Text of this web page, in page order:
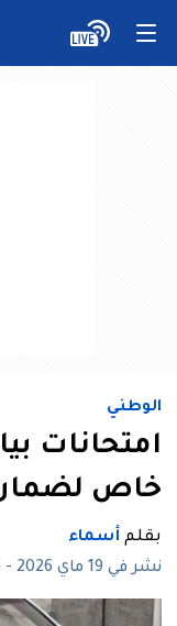
الوطني
خاص
بقلم أسماء
نشر في 19 ماي 2026 - 08:25